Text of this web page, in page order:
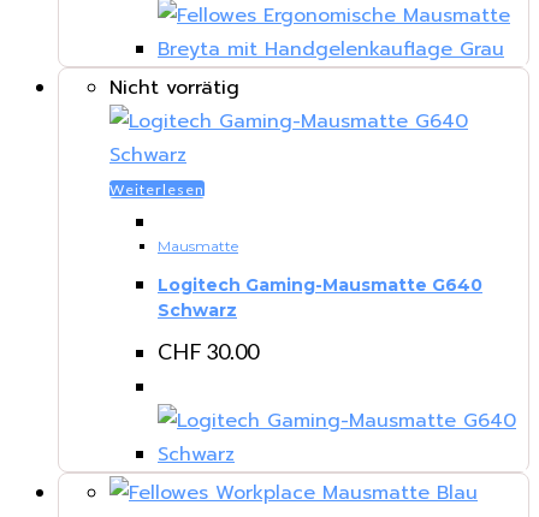
Nicht vorrätig
Weiterlesen
Mausmatte
Logitech Gaming-Mausmatte G640
Schwarz
CHF 30.00